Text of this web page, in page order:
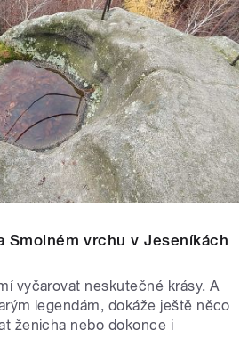
Smolném vrchu v Jeseníkách
vyčarovat neskutečné krásy. A
legendám, dokáže ještě něco
ženicha nebo dokonce i